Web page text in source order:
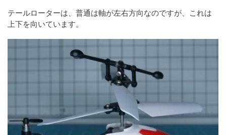
テールローターは、普通は軸が左右方向なのですが、これは
上下を向いています。